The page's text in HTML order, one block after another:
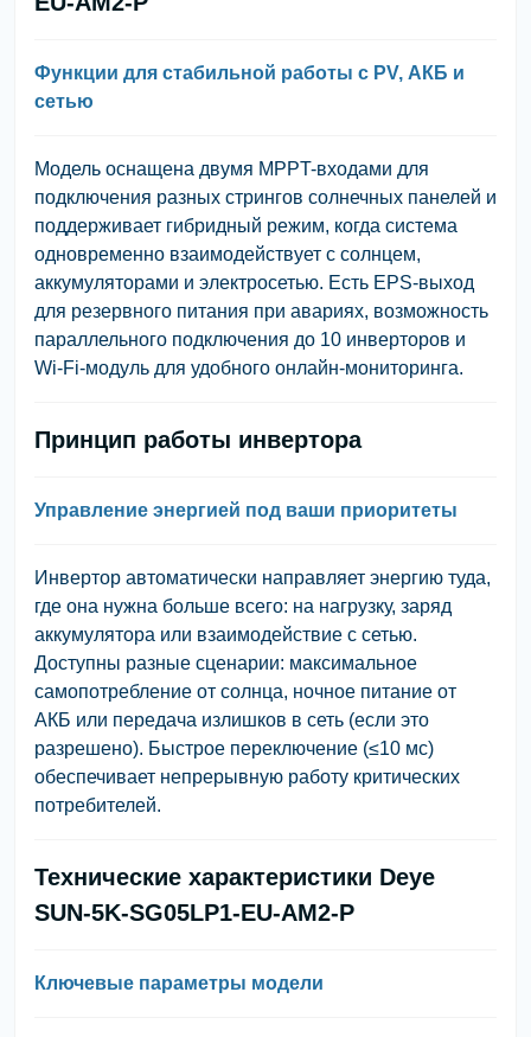
Функции для стабильной работы с PV, АКБ и
сетью
Модель оснащена двумя MPPT-входами для
подключения разных стрингов солнечных панелей и
поддерживает гибридный режим, когда система
одновременно взаимодействует с солнцем,
аккумуляторами и электросетью. Есть EPS-выход
для резервного питания при авариях, возможность
параллельного подключения до 10 инверторов и
Wi-Fi-модуль для удобного онлайн-мониторинга.
Принцип работы инвертора
Управление энергией под ваши приоритеты
Инвертор автоматически направляет энергию туда,
где она нужна больше всего: на нагрузку, заряд
аккумулятора или взаимодействие с сетью.
Доступны разные сценарии: максимальное
самопотребление от солнца, ночное питание от
АКБ или передача излишков в сеть (если это
разрешено). Быстрое переключение (≤10 мс)
обеспечивает непрерывную работу критических
потребителей.
Технические характеристики Deye
SUN-5K-SG05LP1-EU-AM2-P
Ключевые параметры модели